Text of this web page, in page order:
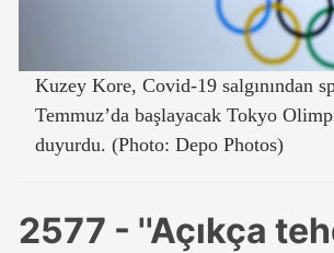
Kuzey Kore, Covid-19 salgınından
Temmuz’da başlayacak Tokyo
duyurdu. (Photo: Depo Photos)
2577 - ''Açıkça